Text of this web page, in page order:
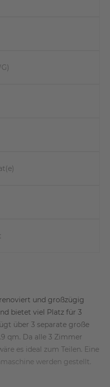
und großzügig
bietet viel Platz für 3
über 3 separate große
qm. Da alle 3 Zimmer
es ideal zum Teilen. Eine
werden gestellt.
Holz. Ein